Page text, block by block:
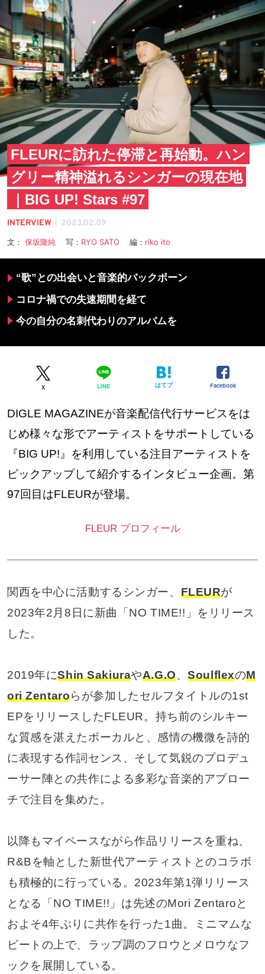
FLEURに訪れた停滞と再始動。ハン
グリー精神溢れるシンガーの現在地
｜BIG UP! Stars #97
INTERVIEW 2023.02.09
文： 保坂隆純 写： RYO SATO編： riko ito
“歌”との出会いと音楽的バックボーン
コロナ禍での失速期間を経て
今の自分の名刺代わりのアルバムを
X LINE はてブ Facebook
DIGLE MAGAZINEが音楽配信代行サービスをは
じめ様々な形でアーティストをサポートしている
『BIG UP!』を利用している注目アーティストを
ピックアップして紹介するインタビュー企画。第
97回目はFLEURが登場。
FLEUR プロフィール
関西を中心に活動するシンガー、 FLEURが
2023年2月8日に新曲「NO TIME!!」をリリース
した。
2019年にShin SakiuraやA.G.O、SoulflexのM
ori Zentaroらが参加したセルフタイトルの1st
EPをリリースしたFLEUR。持ち前のシルキー
な質感を湛えたボーカルと、感情の機微を詩的
に表現する作詞センス、そして気鋭のプロデュ
ーサー陣との共作による多彩な音楽的アプロー
チで注目を集めた。
以降もマイペースながら作品リリースを重ね、
R&Bを軸とした新世代アーティストとのコラボ
も積極的に行っている。2023年第1弾リリース
となる「NO TIME!!」は先述のMori Zentaroと
およそ4年ぶりに共作を行った1曲。ミニマムな
ビートの上で、ラップ調のフロウとメロウなフ
ックを展開している。